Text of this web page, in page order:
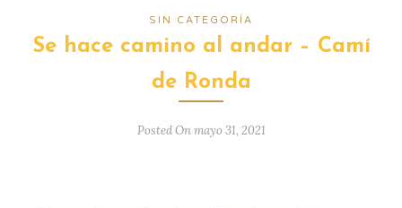
SIN CATEGORÍA
Se hace camino al andar – Camí
de Ronda
Posted On mayo 31, 2021